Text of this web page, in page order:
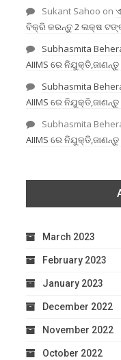
Sukant Sahoo on
ବିକ୍ରି କରନ୍ତୁ 2 ଲକ୍ଷ
Subhasmita
AIIMS ରେ
Subhasmita
AIIMS ରେ
Subhasmita
AIIMS ରେ
March 2023
February 2023
January 2023
December 2022
November 2022
October 2022